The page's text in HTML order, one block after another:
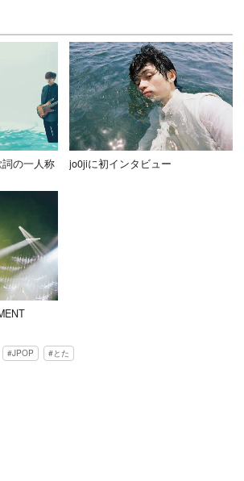
の一人称
jo0jiに初インタビュー
JPOP とた